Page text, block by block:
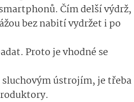
Čím delší výdrž,
bez nabití vydržet i po
Proto je vhodné se
sluchovým ústrojím, je třeba